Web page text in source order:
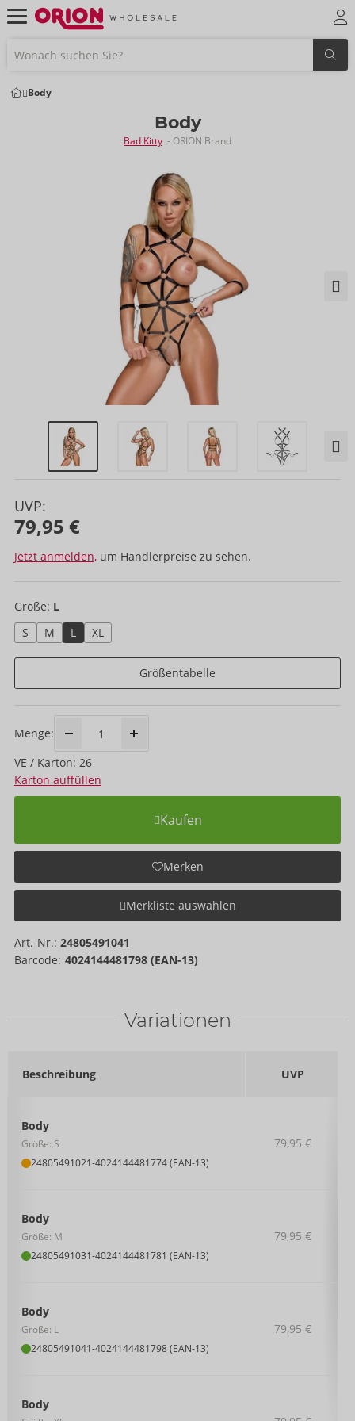
Body
Body
Bad Kitty - ORION Brand
UVP:
79,95 €
Jetzt anmelden, um Händlerpreise zu sehen.
Größe: L
S
M L XL
Größentabelle
Menge:
VE / Karton: 26
Karton auffüllen
Kaufen
Merken
Merkliste auswählen
Art.-Nr.: 24805491041
Barcode: 4024144481798 (EAN-13)
Variationen
Beschreibung UVP
Body
Größe: S
24805491021-4024144481774 (EAN-13)
79,95 €
Body
Größe: M
24805491031-4024144481781 (EAN-13)
79,95 €
Body
Größe: L
24805491041-4024144481798 (EAN-13)
79,95 €
Body